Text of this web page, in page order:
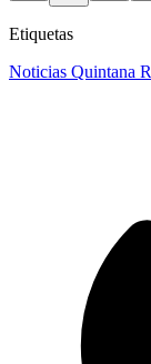
Etiquetas
Noticias Quintana